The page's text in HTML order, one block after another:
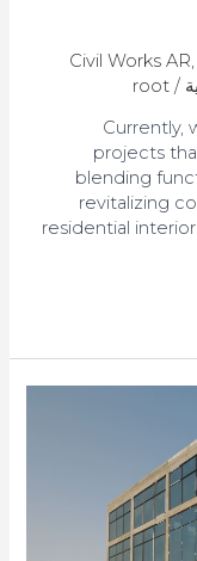
Civil Works AR,
/
root
Currently,
projects
blending
revitalizing
residential